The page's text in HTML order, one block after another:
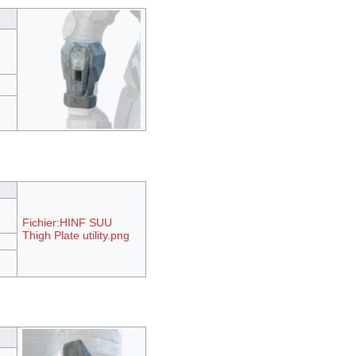
Fichier:HINF SUU
Thigh Plate utility.png